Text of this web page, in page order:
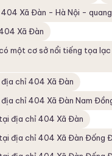
404 Xã Đàn - Hà Nội -
Xã Đàn
một cơ sở nổi tiếng tọa
địa chỉ 404 Xã Đàn
địa chỉ 404 Xã Đàn Nam
địa chỉ 404 Xã Đàn
địa chỉ 404 Xã Đàn Đống